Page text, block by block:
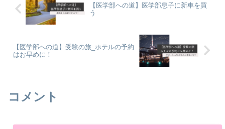
【医学部への道】医学部息子に新車を買
う
【医学部への道】受験の旅_ホテルの予約
はお早めに！
コメント